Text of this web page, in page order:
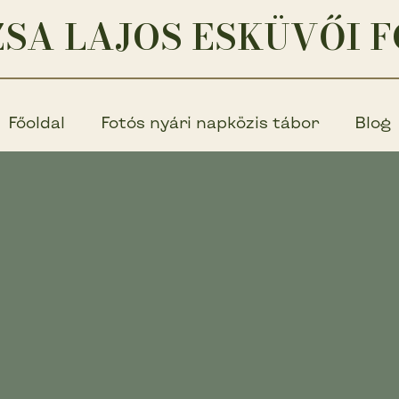
LAJOS ESKÜVŐI
Főoldal Fotós nyári napközis tábor Blog